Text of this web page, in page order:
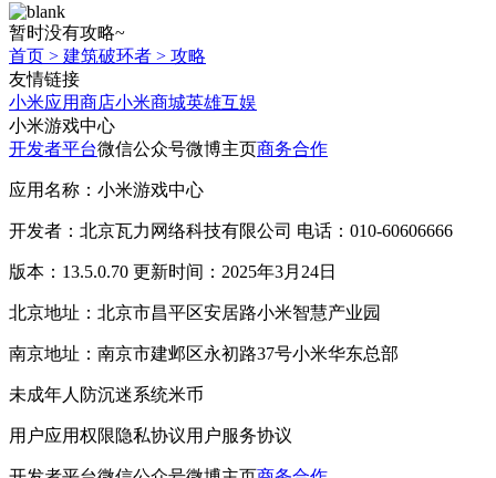
暂时没有攻略~
首页 > 建筑破环者 > 攻略
友情链接
小米应用商店小米商城英雄互娱
小米游戏中心
开发者平台微信公众号微博主页商务合作
应用名称：小米游戏中心
开发者：北京瓦力网络科技有限公司 电话：010-60606666
版本：13.5.0.70 更新时间：2025年3月24日
北京地址：北京市昌平区安居路小米智慧产业园
南京地址：南京市建邺区永初路37号小米华东总部
未成年人防沉迷系统米币
用户应用权限隐私协议用户服务协议